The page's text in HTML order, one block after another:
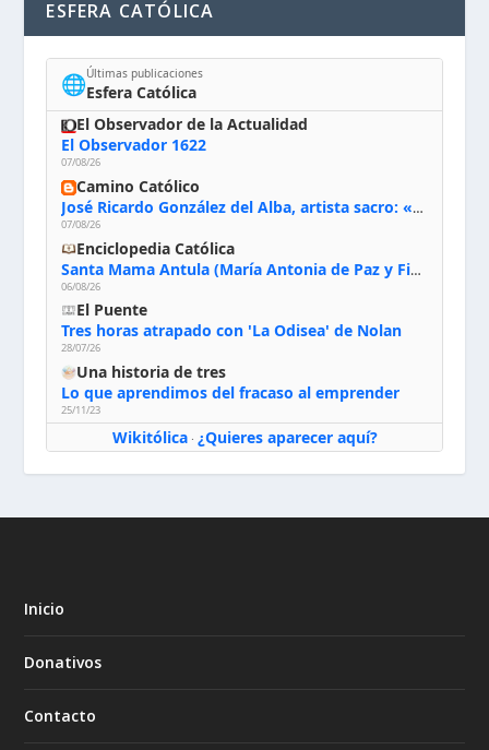
ESFERA CATÓLICA
🌐Últimas publicaciones
Esfera Católica
El Observador de la Actualidad
El Observador 1622
07/08/26
Camino Católico
José Ricardo González del Alba, artista sacro: «Yo oro, hablo con Dios, le pido al Espíritu Santo su inspiración y siempre pinto rezando el rosario para que sea Él quien actúe a través de mis manos»
07/08/26
Enciclopedia Católica
Santa Mama Antula (María Antonia de Paz y Figueroa)
06/08/26
El Puente
Tres horas atrapado con 'La Odisea' de Nolan
28/07/26
Una historia de tres
Lo que aprendimos del fracaso al emprender
25/11/23
Wikitólica· ¿Quieres aparecer aquí?
Inicio
Donativos
Contacto